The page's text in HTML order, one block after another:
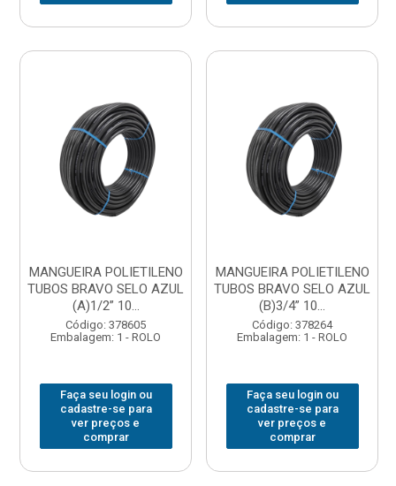
MANGUEIRA POLIETILENO
TUBOS BRAVO SELO AZUL
(A)1/2” 10...
Código: 378605
Embalagem: 1 - ROLO
Faça seu login ou
cadastre-se para
ver preços e
comprar
MANGUEIRA POLIETILENO
TUBOS BRAVO SELO AZUL
(B)3/4” 10...
Código: 378264
Embalagem: 1 - ROLO
Faça seu login ou
cadastre-se para
ver preços e
comprar